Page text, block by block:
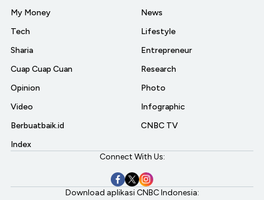
My Money
Tech
Sharia
Cuap Cuap Cuan
Opinion
Video
Berbuatbaik.id
Index
News
Lifestyle
Entrepreneur
Research
Photo
Infographic
CNBC TV
Connect With Us:
Download aplikasi CNBC Indonesia: